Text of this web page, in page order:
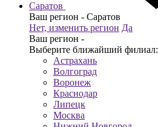
Саратов
Ваш регион - Саратов
Нет, изменить регион Да
Ваш регион -
Выберите ближайший филиал:
Астрахань
Волгоград
Воронеж
Краснодар
Липецк
Москва